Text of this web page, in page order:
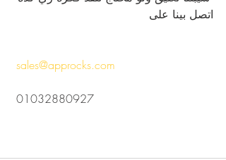
اتصل بينا على
sales@approcks.com
01032880927